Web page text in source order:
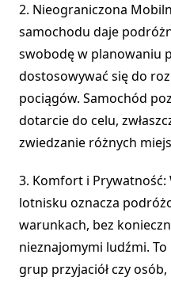
2. Nieograniczona
samochodu daje
swobodę w planowaniu
dostosowywać się do
pociągów. Samochód
dotarcie do celu,
zwiedzanie różnych
3. Komfort i Prywatność:
lotnisku oznacza
warunkach, bez
nieznajomymi ludźmi.
grup przyjaciół czy